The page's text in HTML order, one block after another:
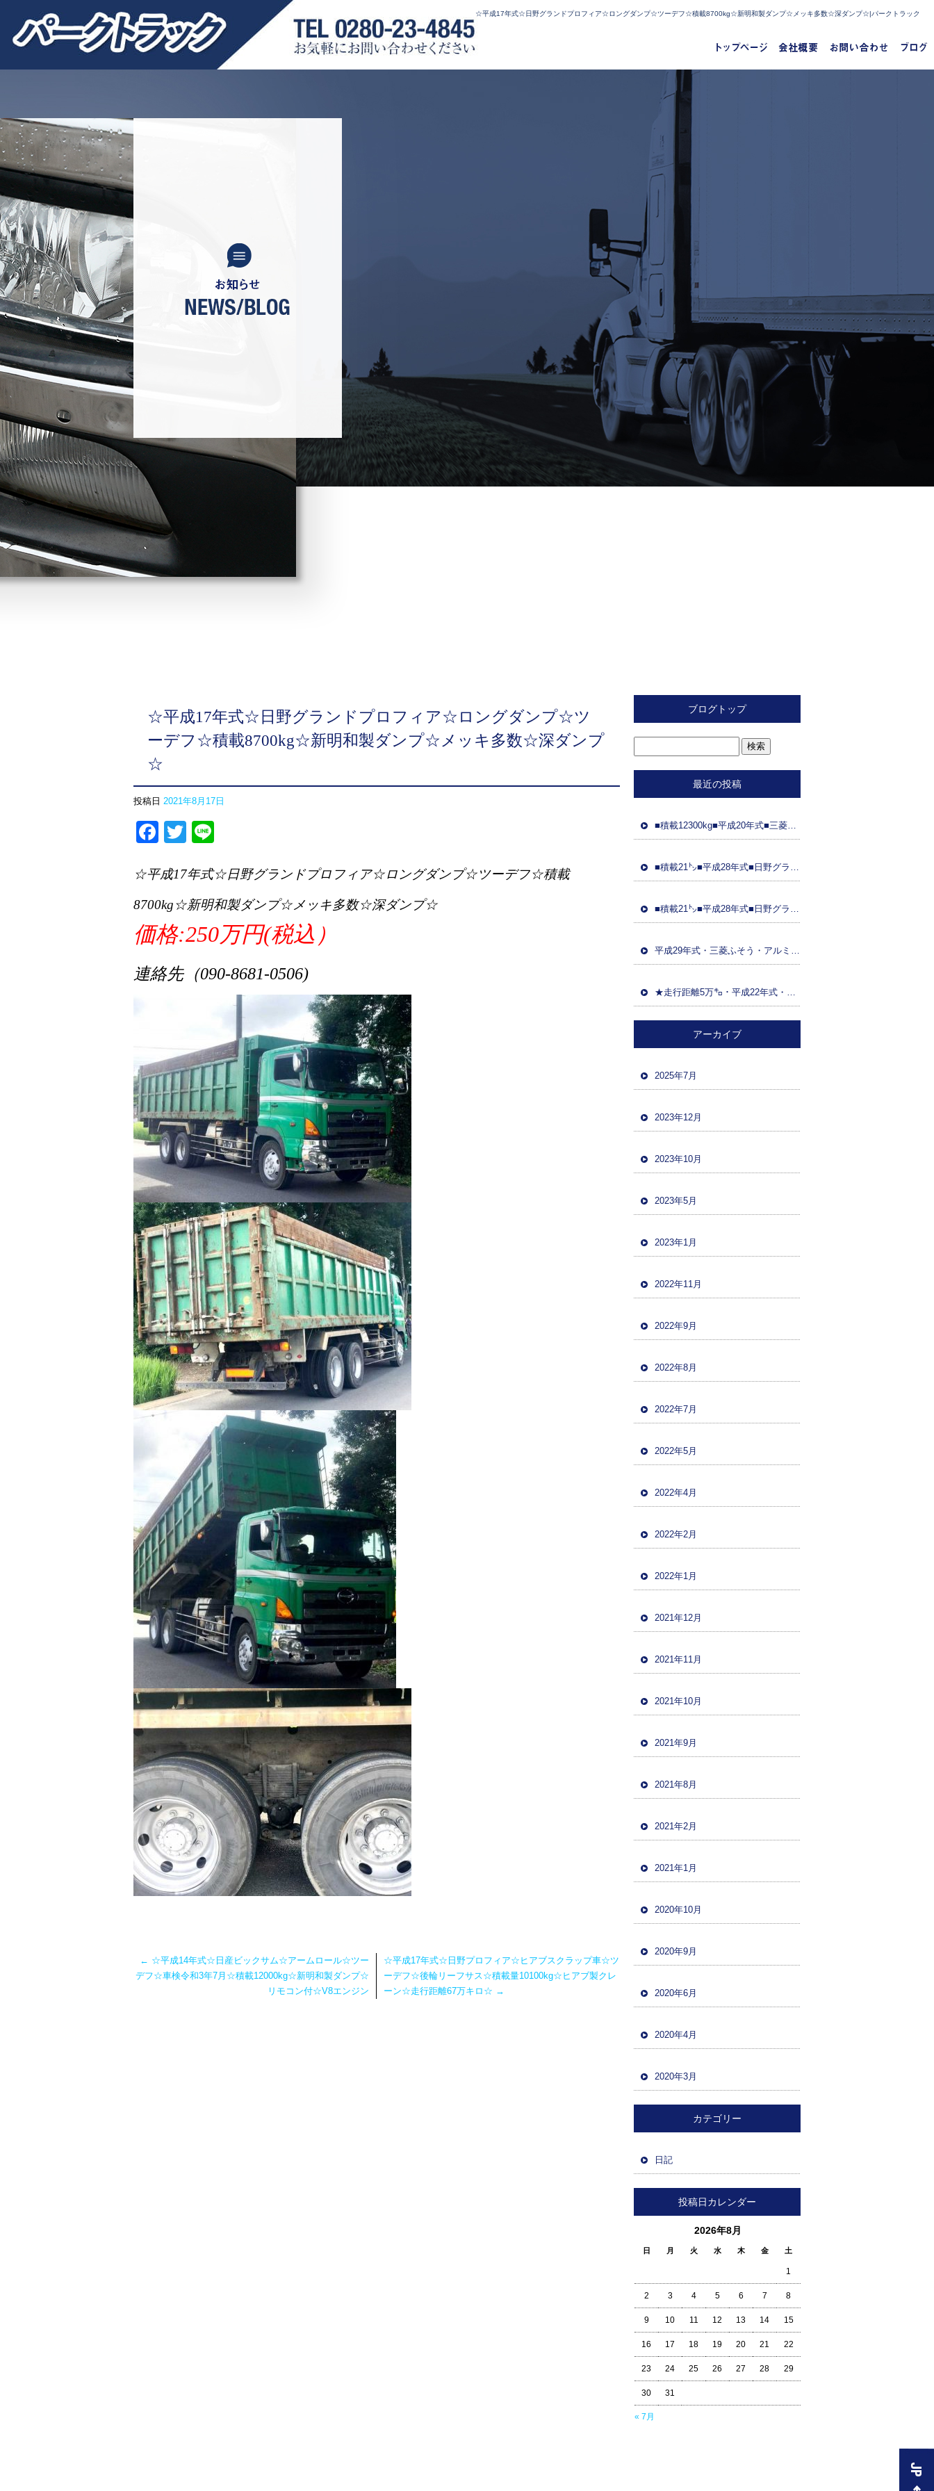
☆平成17年式☆日野グランドプロフィア☆ロングダンプ☆ツーデフ☆積載8700kg☆新明和製ダンプ☆メッキ多数☆深ダンプ☆|パークトラック
☆平成17年式☆日野グランドプロフィア☆ロングダンプ☆ツ
ーデフ☆積載8700kg☆新明和製ダンプ☆メッキ多数☆深ダンプ
☆
投稿日 2021年8月17日
Facebook
Twitter
☆平成17年式☆日野グランドプロフィア☆ロングダンプ☆ツーデフ☆積載
8700kg☆新明和製ダンプ☆メッキ多数☆深ダンプ☆
価格:250万円(税込）
連絡先（090-8681-0506)
← ☆平成14年式☆日産ビックサム☆アームロール☆ツー
デフ☆車検令和3年7月☆積載12000kg☆新明和製ダンプ☆
リモコン付☆V8エンジン
☆平成17年式☆日野プロフィア☆ヒアブスクラップ車☆ツ
ーデフ☆後輪リーフサス☆積載量10100kg☆ヒアブ製クレ
ーン☆走行距離67万キロ☆ →
ブログトップ
最近の投稿
■積載12300kg■平成20年式■三菱ふそう■スライド重機運搬車■距離89万㌔■ラジコン■フジタ製ボディ■ 車検令和8年2月26日■国産エンジン
■積載21㌧■平成28年式■日野グラプロ■平成28年式トレーラーダンプセット(コボレーン付)■車検8年3月21日■距離48万㌔■ETC■土砂ダンプ
■積載21㌧■平成28年式■日野グラプ■平成28年式トレーラーダンプセット(コボレーン)■車検8年3月31日■距離95万㌔■ドラレコ■土砂ダンプ
平成29年式・三菱ふそう・アルミウイング(日本トレクス)・マニュアルF7・積載13600kg・距離86万㌔・380馬力・バックカメラ
★走行距離5万㌔・平成22年式・三菱ファイター・ハイジャッキセルフローダー・車検令和5年12月・バックカメラ・ツーデフ・積載10700kg★
アーカイブ
2025年7月
2023年12月
2023年10月
2023年5月
2023年1月
2022年11月
2022年9月
2022年8月
2022年7月
2022年5月
2022年4月
2022年2月
2022年1月
2021年12月
2021年11月
2021年10月
2021年9月
2021年8月
2021年2月
2021年1月
2020年10月
2020年9月
2020年6月
2020年4月
2020年3月
カテゴリー
日記
投稿日カレンダー
2026年8月
日 月 火 水 木 金 土
« 7月
1
2 3 4 5 6 7 8
9 10 11 12 13 14 15
16 17 18 19 20 21 22
23 24 25 26 27 28 29
30 31